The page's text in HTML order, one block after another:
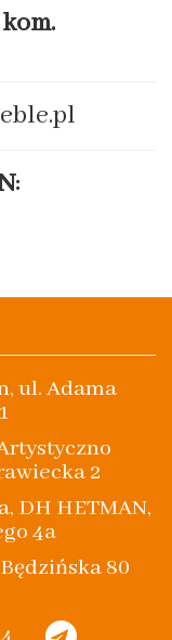
kom.
ul. Adama
2
DH HETMAN,
4a
80